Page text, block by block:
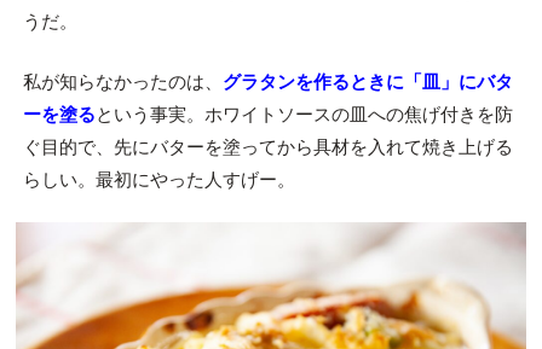
うだ。
私が知らなかったのは、 グラタンを作るときに「皿」にバタ
ーを塗るという事実。ホワイトソースの皿への焦げ付きを防
ぐ目的で、先にバターを塗ってから具材を入れて焼き上げる
らしい。最初にやった人すげー。